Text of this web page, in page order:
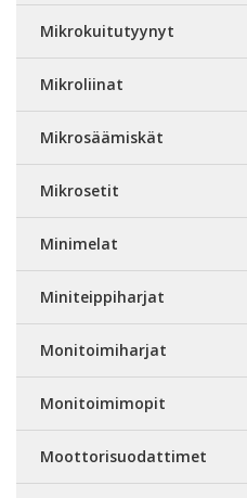
Mikrokuitutyynyt
Mikroliinat
Mikrosäämiskät
Mikrosetit
Minimelat
Miniteippiharjat
Monitoimiharjat
Monitoimimopit
Moottorisuodattimet